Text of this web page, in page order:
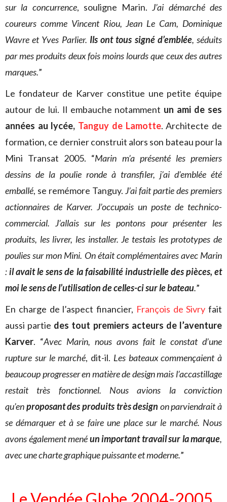
sur la concurrence, souligne Marin.J’ai démarché des
coureurs comme Vincent Riou, Jean Le Cam, Dominique
Wavre et Yves Parlier. Ils ont tous signé d’emblée, séduits
par mes produits deux fois moins lourds que ceux des autres
marques.”
Le fondateur de Karver constitue une petite équipe
autour de lui. Il embauche notamment un ami de ses
années au lycée, Tanguy de Lamotte. Architecte de
formation, ce dernier construit alors son bateau pour la
Mini Transat 2005. “Marin m’a présenté les premiers
dessins de la poulie ronde à transfiler, j’ai d’emblée été
emballé, se remémore Tanguy. J’ai fait partie des premiers
actionnaires de Karver. J’occupais un poste de technico-
commercial. J’allais sur les pontons pour présenter les
produits, les livrer, les installer. Je testais les prototypes de
poulies sur mon Mini. On était complémentaires avec Marin
:il avait le sens de la faisabilité industrielle des pièces, et
moi le sens de l’utilisation de celles-ci sur le bateau.”
En charge de l’aspect financier, François de Sivry fait
aussi partie des tout premiers acteurs de l’aventure
Karver. “Avec Marin, nous avons fait le constat d’une
rupture sur le marché, dit-il. Les bateaux commençaient à
beaucoup progresser en matière de design mais l’accastillage
restait très fonctionnel. Nous avions la conviction
qu’enproposant des produits très design on parviendrait à
se démarquer et à se faire une place sur le marché. Nous
avons également menéun important travail sur la marque,
avec une charte graphique puissante et moderne.”